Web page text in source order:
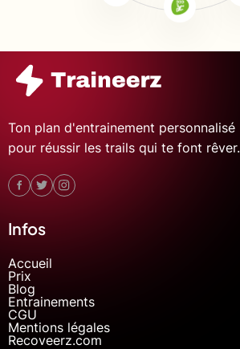
Ton plan d'entrainement personnalisé
pour réussir les trails qui te font rêver.
Infos
Accueil
Prix
Blog
Entrainements
CGU
Mentions légales
Recoveerz.com